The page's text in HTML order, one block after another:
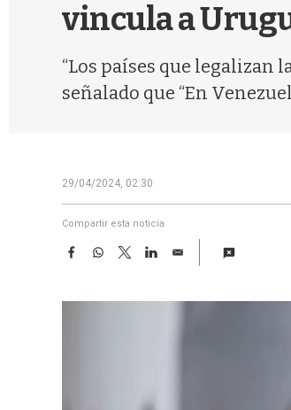
vincula a
“Los países que legalizan
señalado que “En
29/04/2024, 02:30
Compartir esta noticia
F
e
W
t
T
w
t
L
k
E
i